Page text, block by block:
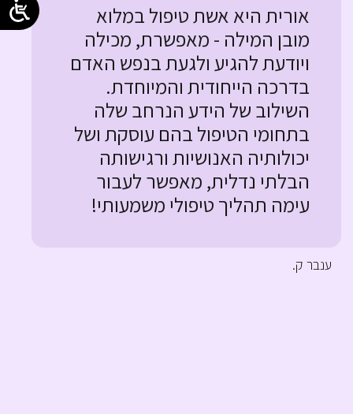
אורית היא אשת טיפול במלוא
מובן המילה - מאפשרת, מכילה
ויודעת להגיע ולגעת בנפש האדם
בדרכה הייחודית והמיוחדת.
השילוב של הידע הנרחב שלה
בתחומי הטיפול בהם עוסקת ושל
יכולותיה האנושיות ורגישותה
הבלתי נדלית, מאפשר לעבור
עימה תהליך טיפולי משמעותי!
ענבר ק.